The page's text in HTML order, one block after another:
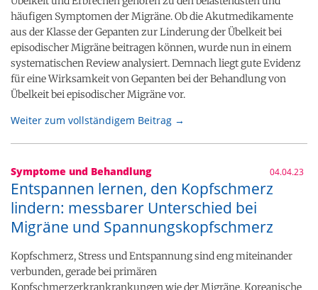
häufigen Symptomen der Migräne. Ob die Akutmedikamente
aus der Klasse der Gepanten zur Linderung der Übelkeit bei
episodischer Migräne beitragen können, wurde nun in einem
systematischen Review analysiert. Demnach liegt gute Evidenz
für eine Wirksamkeit von Gepanten bei der Behandlung von
Übelkeit bei episodischer Migräne vor.
Weiter zum vollständigem Beitrag →
Symptome und Behandlung 04.04.23
Entspannen lernen, den Kopfschmerz
lindern: messbarer Unterschied bei
Migräne und Spannungskopfschmerz
Kopfschmerz, Stress und Entspannung sind eng miteinander
verbunden, gerade bei primären
Kopfschmerzerkrankrankungen wie der Migräne. Koreanische